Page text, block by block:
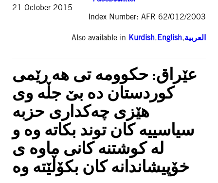
21 October 2015
Index Number: AFR 62/012/2003
Also available in Kurdish,English,العربية
عێراق: حکوومە تی هە رێمی
کوردستان دە بێ جڵە وی
هێزی چەکداری حزبە
سیاسییە کان توند بکاتە وە و
لە کوشتنه‌ کانی ماوە ی
خۆپیشاندانە کان بکۆڵێتە وە